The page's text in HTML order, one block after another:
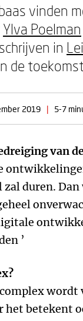
vinden
Ylva Poelman
in
de
2019 | 5-7
van
duren.
’
wordt
betekent